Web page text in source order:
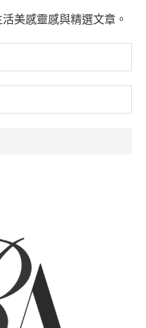
美感靈感與精選文章。